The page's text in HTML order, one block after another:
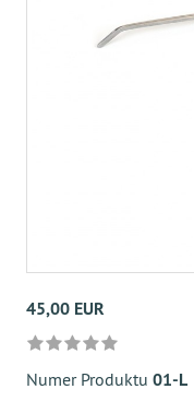
45,00 EUR
Numer Produktu 01-L